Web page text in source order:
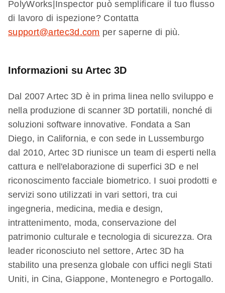
PolyWorks|Inspector può semplificare il tuo flusso
di lavoro di ispezione? Contatta
support@artec3d.com per saperne di più.
Informazioni su Artec 3D
Dal 2007 Artec 3D è in prima linea nello sviluppo e
nella produzione di scanner 3D portatili, nonché di
soluzioni software innovative. Fondata a San
Diego, in California, e con sede in Lussemburgo
dal 2010, Artec 3D riunisce un team di esperti nella
cattura e nell'elaborazione di superfici 3D e nel
riconoscimento facciale biometrico. I suoi prodotti e
servizi sono utilizzati in vari settori, tra cui
ingegneria, medicina, media e design,
intrattenimento, moda, conservazione del
patrimonio culturale e tecnologia di sicurezza. Ora
leader riconosciuto nel settore, Artec 3D ha
stabilito una presenza globale con uffici negli Stati
Uniti, in Cina, Giappone, Montenegro e Portogallo.